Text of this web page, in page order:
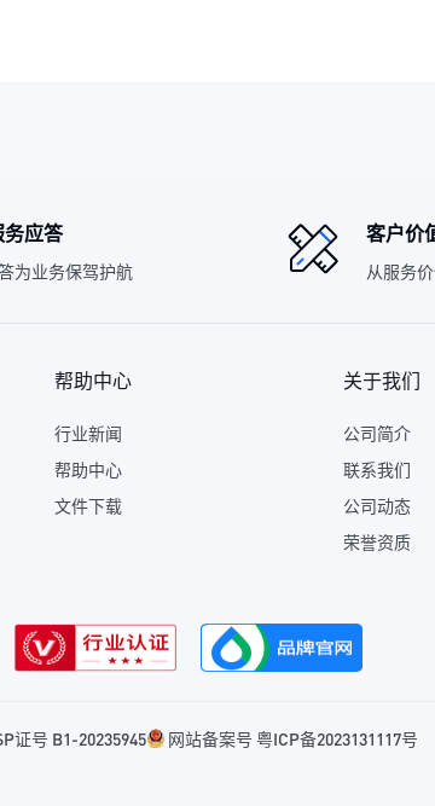
务应答
为业务保驾护航
客户价
从服务
帮助中心
行业新闻
帮助中心
文件下载
关于我们
公司简介
联系我们
公司动态
荣誉资质
证号 B1-20235945 网站备案号 粤ICP备2023131117号